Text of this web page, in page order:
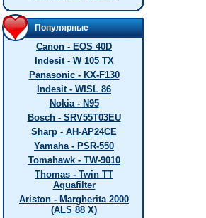
Популярные
Canon - EOS 40D
Indesit - W 105 TX
Panasonic - KX-F130
Indesit - WISL 86
Nokia - N95
Bosch - SRV55T03EU
Sharp - AH-AP24CE
Yamaha - PSR-550
Tomahawk - TW-9010
Thomas - Twin TT
Aquafilter
Ariston - Margherita 2000
(ALS 88 X)